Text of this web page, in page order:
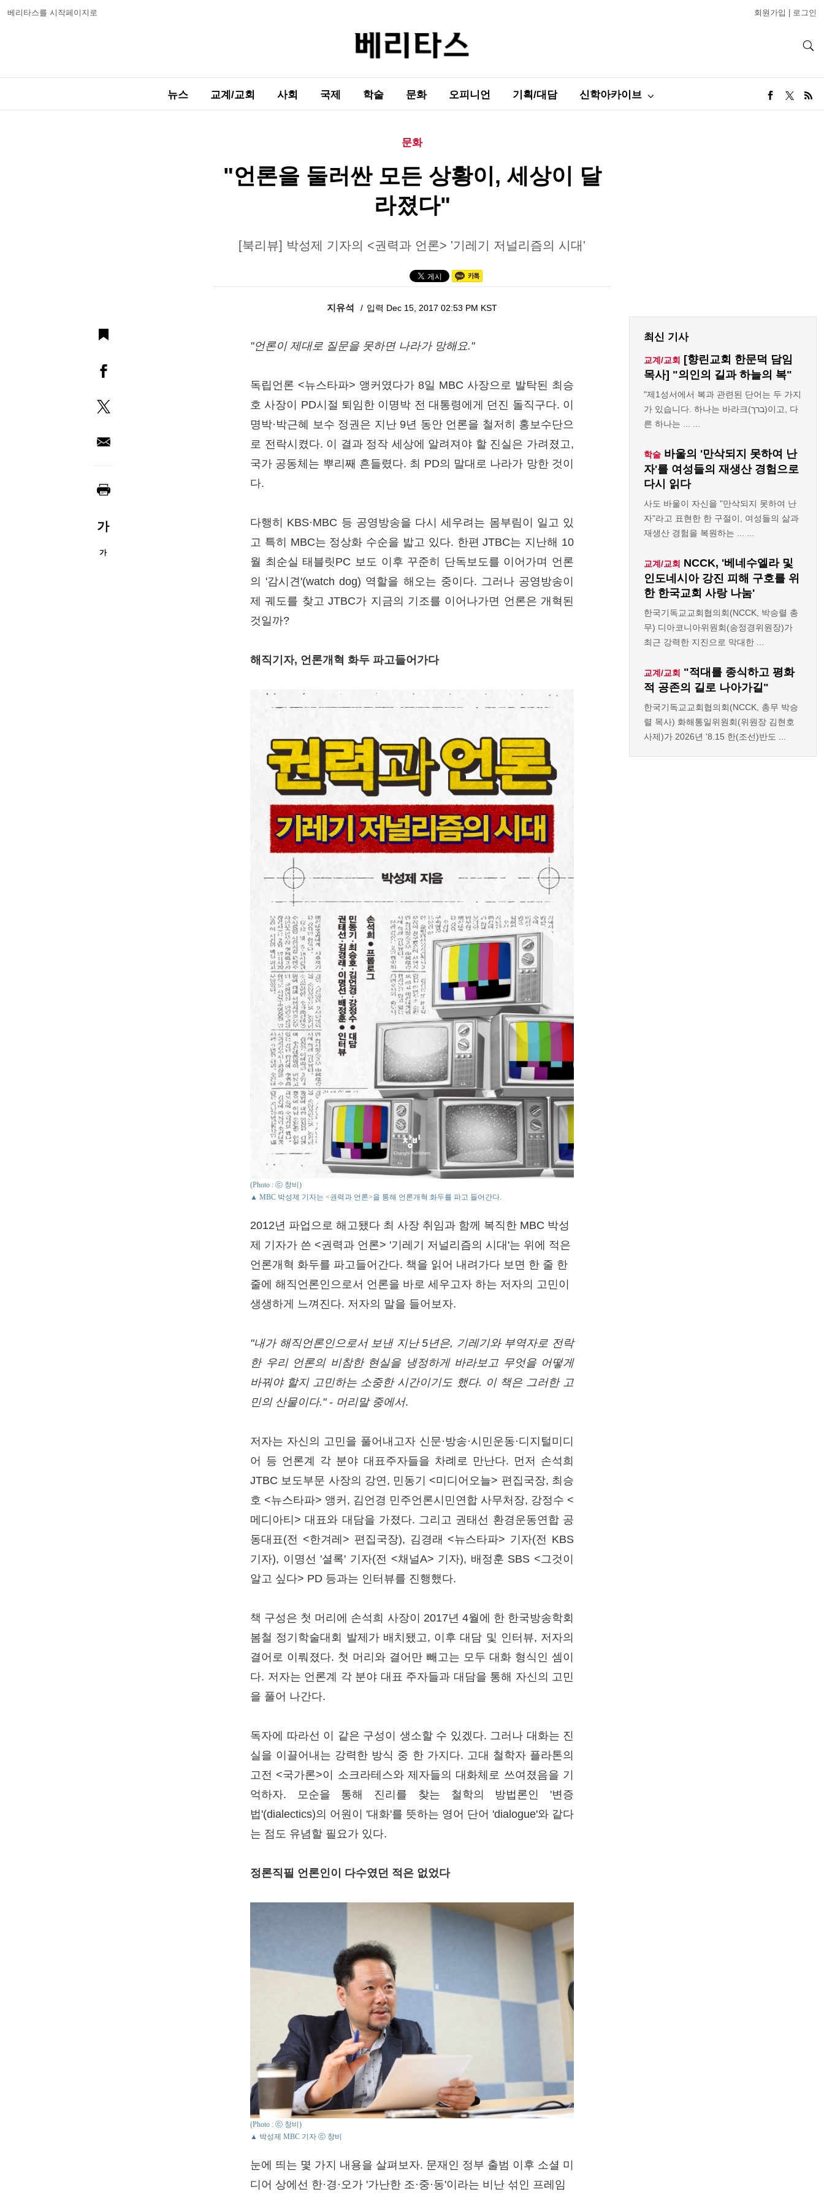
베리타스를 시작페이지로 회원가입 로그인
뉴스 교계/교회 사회 국제 학술 문화 오피니언 기획/대담 신학아카이브
문화
"언론을 둘러싼 모든 상황이, 세상이 달
라졌다"
[북리뷰] 박성제 기자의 <권력과 언론> '기레기 저널리즘의 시대'
지유석 입력 Dec 15, 2017 02:53 PM KST
가
가
"언론이 제대로 질문을 못하면 나라가 망해요."
독립언론 <뉴스타파> 앵커였다가 8일 MBC 사장으로 발탁된 최승
호 사장이 PD시절 퇴임한 이명박 전 대통령에게 던진 돌직구다. 이
명박·박근혜 보수 정권은 지난 9년 동안 언론을 철저히 홍보수단으
로 전락시켰다. 이 결과 정작 세상에 알려져야 할 진실은 가려졌고,
국가 공동체는 뿌리째 흔들렸다. 최 PD의 말대로 나라가 망한 것이
다.
다행히 KBS·MBC 등 공영방송을 다시 세우려는 몸부림이 일고 있
고 특히 MBC는 정상화 수순을 밟고 있다. 한편 JTBC는 지난해 10
월 최순실 태블릿PC 보도 이후 꾸준히 단독보도를 이어가며 언론
의 '감시견'(watch dog) 역할을 해오는 중이다. 그러나 공영방송이
제 궤도를 찾고 JTBC가 지금의 기조를 이어나가면 언론은 개혁된
것일까?
해직기자, 언론개혁 화두 파고들어가다
(Photo : ⓒ 창비)
▲ MBC 박성제 기자는 <권력과 언론>을 통해 언론개혁 화두를 파고 들어간다.
2012년 파업으로 해고됐다 최 사장 취임과 함께 복직한 MBC 박성
제 기자가 쓴 <권력과 언론> '기레기 저널리즘의 시대'는 위에 적은
언론개혁 화두를 파고들어간다. 책을 읽어 내려가다 보면 한 줄 한
줄에 해직언론인으로서 언론을 바로 세우고자 하는 저자의 고민이
생생하게 느껴진다. 저자의 말을 들어보자.
"내가 해직언론인으로서 보낸 지난 5년은, 기레기와 부역자로 전락
한 우리 언론의 비참한 현실을 냉정하게 바라보고 무엇을 어떻게
바꿔야 할지 고민하는 소중한 시간이기도 했다. 이 책은 그러한 고
민의 산물이다." - 머리말 중에서.
저자는 자신의 고민을 풀어내고자 신문·방송·시민운동·디지털미디
어 등 언론계 각 분야 대표주자들을 차례로 만난다. 먼저 손석희
JTBC 보도부문 사장의 강연, 민동기 <미디어오늘> 편집국장, 최승
호 <뉴스타파> 앵커, 김언경 민주언론시민연합 사무처장, 강정수 <
메디아티> 대표와 대담을 가졌다. 그리고 권태선 환경운동연합 공
동대표(전 <한겨레> 편집국장), 김경래 <뉴스타파> 기자(전 KBS
기자), 이명선 '셜록' 기자(전 <채널A> 기자), 배정훈 SBS <그것이
알고 싶다> PD 등과는 인터뷰를 진행했다.
책 구성은 첫 머리에 손석희 사장이 2017년 4월에 한 한국방송학회
봄철 정기학술대회 발제가 배치됐고, 이후 대담 및 인터뷰, 저자의
결어로 이뤄졌다. 첫 머리와 결어만 빼고는 모두 대화 형식인 셈이
다. 저자는 언론계 각 분야 대표 주자들과 대담을 통해 자신의 고민
을 풀어 나간다.
독자에 따라선 이 같은 구성이 생소할 수 있겠다. 그러나 대화는 진
실을 이끌어내는 강력한 방식 중 한 가지다. 고대 철학자 플라톤의
고전 <국가론>이 소크라테스와 제자들의 대화체로 쓰여졌음을 기
억하자. 모순을 통해 진리를 찾는 철학의 방법론인 '변증
법'(dialectics)의 어원이 '대화'를 뜻하는 영어 단어 'dialogue'와 같다
는 점도 유념할 필요가 있다.
정론직필 언론인이 다수였던 적은 없었다
(Photo : ⓒ 창비)
▲ 박성제 MBC 기자 ⓒ 창비
눈에 띄는 몇 가지 내용을 살펴보자. 문재인 정부 출범 이후 소셜 미
디어 상에선 한·경·오가 '가난한 조·중·동'이라는 비난 섞인 프레임
최신 기사
교계/교회
[향린교회 한문덕 담임
목사] "의인의 길과 하늘의 복"
"제1성서에서 복과 관련된 단어는 두 가지
가 있습니다. 하나는 바라크(ברך)이고, 다
른 하나는 ... ...
학술 바울의 '만삭되지 못하여 난
자'를 여성들의 재생산 경험으로
다시 읽다
사도 바울이 자신을 "만삭되지 못하여 난
자"라고 표현한 한 구절이, 여성들의 삶과
재생산 경험을 복원하는 ... ...
교계/교회 NCCK, '베네수엘라 및
인도네시아 강진 피해 구호를 위
한 한국교회 사랑 나눔'
한국기독교교회협의회(NCCK, 박승렬 총
무) 디아코니아위원회(송정경위원장)가
최근 강력한 지진으로 막대한 ...
교계/교회 "적대를 종식하고 평화
적 공존의 길로 나아가길"
한국기독교교회협의회(NCCK, 총무 박승
렬 목사) 화해통일위원회(위원장 김현호
사제)가 2026년 '8.15 한(조선)반도 ...